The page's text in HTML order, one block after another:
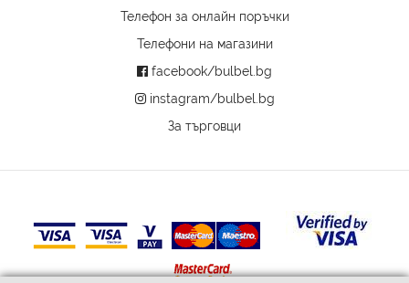
Телефон за онлайн поръчки
Телефони на магазини
facebook/bulbel.bg
instagram/bulbel.bg
За търговци